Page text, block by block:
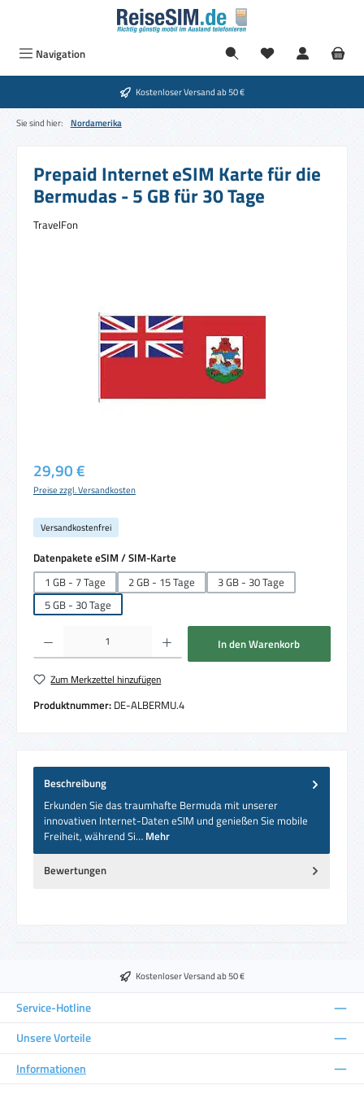
Zum Hauptinhalt springen
Navigation Du hast 0
Kostenloser Versand ab 50 €
Sie sind hier: Nordamerika
Prepaid Internet eSIM Karte für die
Bermudas - 5 GB für 30 Tage
TravelFon
Regulärer Preis:
29,90 €
Preise zzgl. Versandkosten
Versandkostenfrei
Datenpakete eSIM / SIM-Karte
1 GB - 7 Tage
2 GB - 15 Tage
3 GB - 30 Tage
5 GB - 30 Tage
Produkt Anzahl: Gib den gewünschten Wert ein oder benutze die Schaltflächen um
In den Warenkorb
Zum Merkzettel hinzufügen
Produktnummer: DE-ALBERMU.4
Beschreibung
Erkunden Sie das traumhafte Bermuda mit unserer
innovativen Internet-Daten eSIM und genießen Sie mobile
Freiheit, während Si… Mehr
Bewertungen
Kostenloser Versand ab 50 €
Service-Hotline
Unsere Vorteile
Informationen